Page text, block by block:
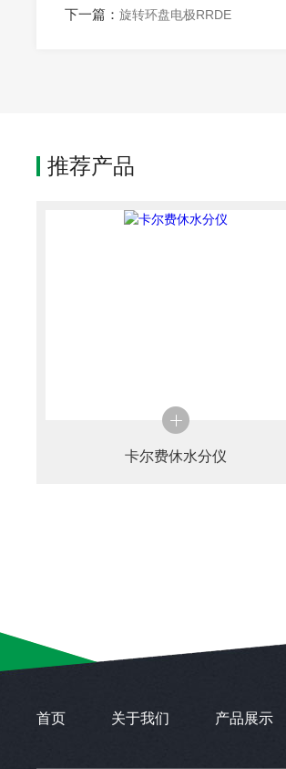
下一篇： 旋转环盘电极RRDE
推荐产品
卡尔费休水分仪
首页 关于我们 产品展示